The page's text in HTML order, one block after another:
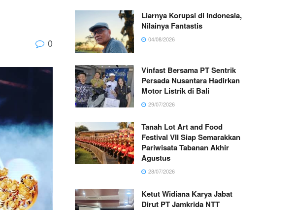
0
Liarnya Korupsi di Indonesia,
Nilainya Fantastis
04/08/2026
Vinfast Bersama PT Sentrik
Persada Nusantara Hadirkan
Motor Listrik di Bali
29/07/2026
Tanah Lot Art and Food
Festival VII Siap Semarakkan
Pariwisata Tabanan Akhir
Agustus
28/07/2026
Ketut Widiana Karya Jabat
Dirut PT Jamkrida NTT